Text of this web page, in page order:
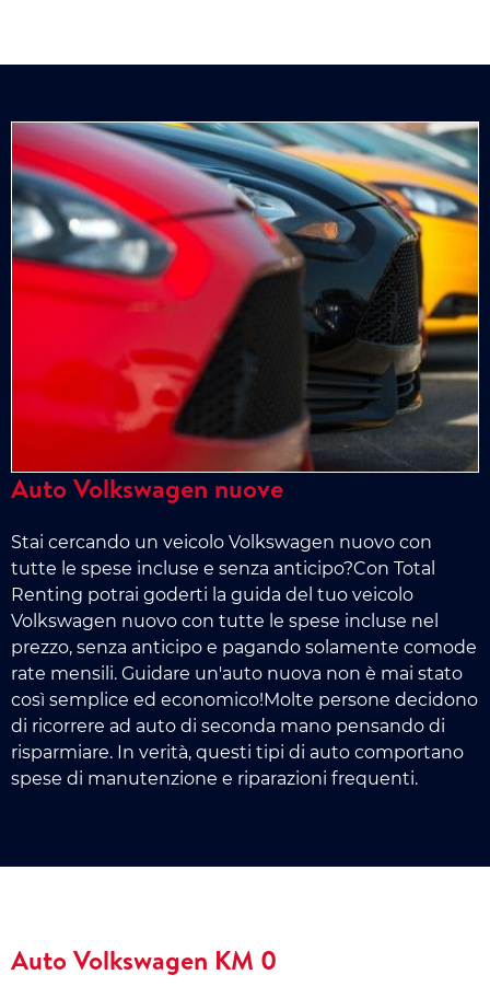
Auto Volkswagen nuove
Stai cercando un veicolo Volkswagen nuovo con
tutte le spese incluse e senza anticipo?Con Total
Renting potrai goderti la guida del tuo veicolo
Volkswagen nuovo con tutte le spese incluse nel
prezzo, senza anticipo e pagando solamente comode
rate mensili. Guidare un'auto nuova non è mai stato
così semplice ed economico!Molte persone decidono
di ricorrere ad auto di seconda mano pensando di
risparmiare. In verità, questi tipi di auto comportano
spese di manutenzione e riparazioni frequenti.
Auto Volkswagen KM 0